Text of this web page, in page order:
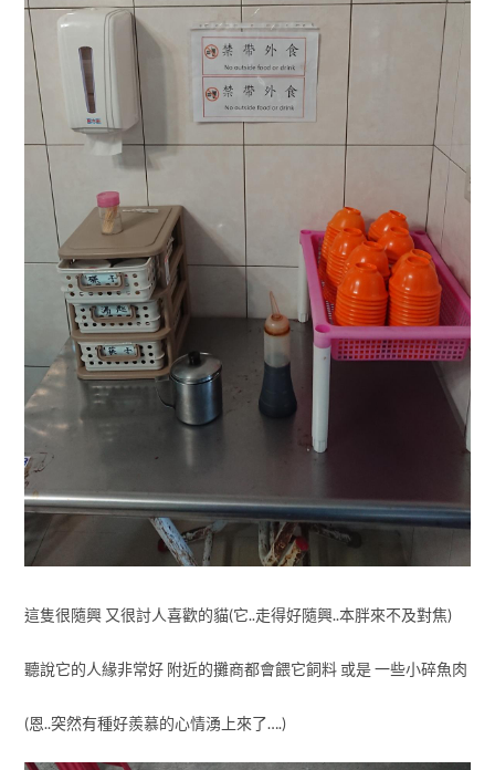
這隻很隨興 又很討人喜歡的貓(它..走得好隨興..本胖來不及對焦)
聽說它的人緣非常好 附近的攤商都會餵它飼料 或是 一些小碎魚肉
(恩..突然有種好羨慕的心情湧上來了….)